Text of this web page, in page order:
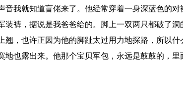
我就知道盲佬来了。他经常穿着一身深蓝色的对
裤，据说是我爸爸给的。脚上一双两只都破了洞
，也许正因为他的脚趾太过用力地探路，所以什
也露出来。他那个宝贝军包，永远是鼓鼓的，里